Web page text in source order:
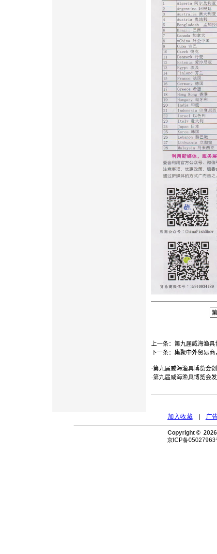
上一条： 第九届威海渔具
下一条： 集聚中外贸易商
·第九届威海渔具博览会
·第九届威海渔具博览会